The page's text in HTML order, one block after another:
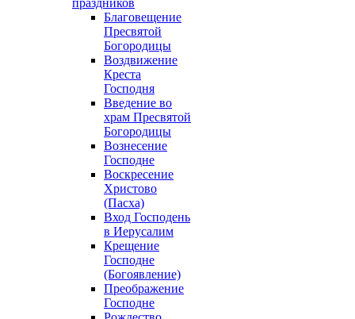
праздников
Благовещение
Пресвятой
Богородицы
Воздвижение
Креста
Господня
Введение во
храм Пресвятой
Богородицы
Вознесение
Господне
Воскресение
Христово
(Пасха)
Вход Господень
в Иерусалим
Крещение
Господне
(Богоявление)
Преображение
Господне